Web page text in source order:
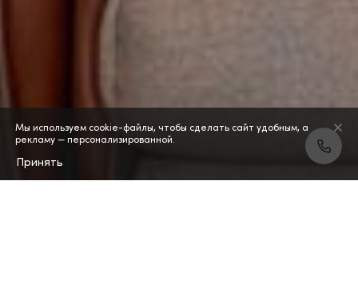
Мы используем cookie-файлы, чтобы сделать сайт удобным, а
рекламу — персонализированной.
Принять